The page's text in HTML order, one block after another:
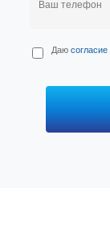
П
е
Даю согласие